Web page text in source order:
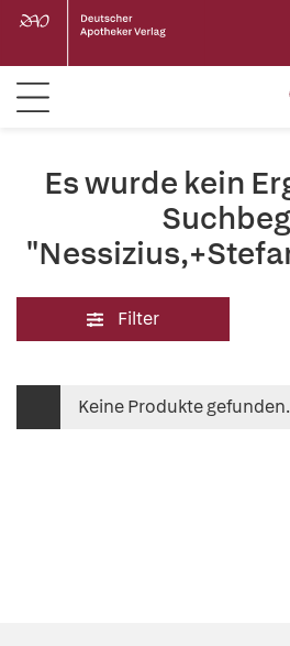
Es wurde kein
Filter
Keine Produkte gefunden.